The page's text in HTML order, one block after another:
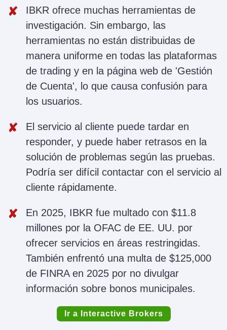
IBKR ofrece muchas herramientas de
investigación. Sin embargo, las
herramientas no están distribuidas de
manera uniforme en todas las plataformas
de trading y en la página web de 'Gestión
de Cuenta', lo que causa confusión para
los usuarios.
El servicio al cliente puede tardar en
responder, y puede haber retrasos en la
solución de problemas según las pruebas.
Podría ser difícil contactar con el servicio al
cliente rápidamente.
En 2025, IBKR fue multado con $11.8
millones por la OFAC de EE. UU. por
ofrecer servicios en áreas restringidas.
También enfrentó una multa de $125,000
de FINRA en 2025 por no divulgar
información sobre bonos municipales.
Ir a Interactive Brokers